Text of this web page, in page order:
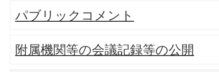
パブリックコメント
附属機関等の会議記録等の公開